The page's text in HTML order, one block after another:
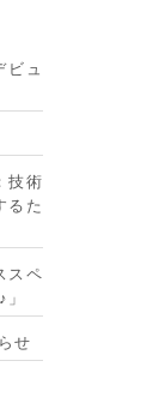
ビュ
技術
るた
スペ
せ